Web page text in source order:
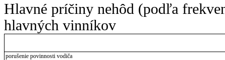
Hlavné príčiny nehôd (podľa
hlavných vinníkov
porušenie povinnosti vodiča